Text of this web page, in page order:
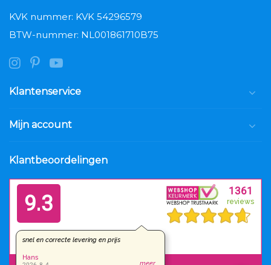
KVK nummer: KVK 54296579
BTW-nummer: NL001861710B75
Klantenservice
Mijn account
Klantbeoordelingen